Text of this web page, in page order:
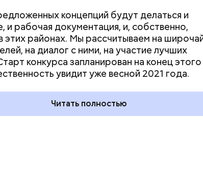
и
какие
в России
День арбуза и День поцелуев
с зеркалом: какие праздники
отмечают в России и мире 3
августа
концепций будут делаться и
и рабочая документация, и, собственно,
этих районах. Мы рассчитываем на
на диалог с ними, на участие лучших
конкурса запланирован на конец этого
увидит уже весной 2021 года.
Читать полностью